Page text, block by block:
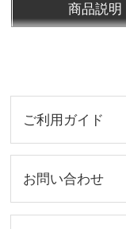
商品説明
ご利用ガイド
お問い合わせ